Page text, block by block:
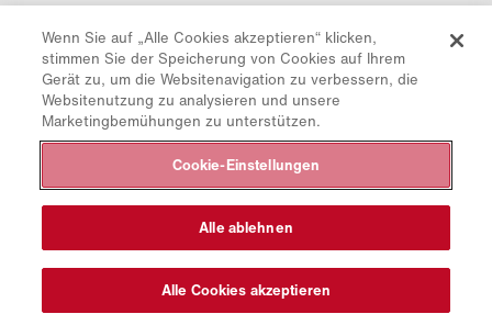
CO₂-Rechner
TCO-Rechner
Händler & Standorte
Produktgruppenübersicht
CollabHub Login
© 2026 Aebi Schmidt Group
Wenn Sie auf „Alle Cookies akzeptieren“ klicken,
stimmen Sie der Speicherung von Cookies auf Ihrem
Gerät zu, um die Websitenavigation zu verbessern, die
Websitenutzung zu analysieren und unsere
Marketingbemühungen zu unterstützen.
Cookie-Einstellungen
Alle ablehnen
Alle Cookies akzeptieren